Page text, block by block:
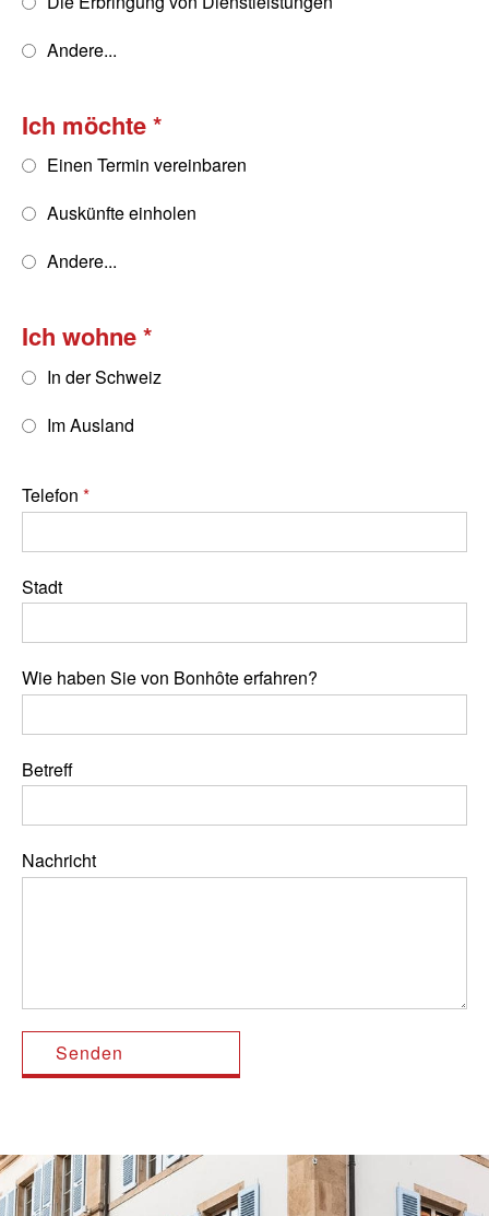
Andere...
Ich möchte
Einen Termin vereinbaren
Auskünfte einholen
Andere...
Ich wohne
In der Schweiz
Im Ausland
Telefon
Stadt
Wie haben Sie von Bonhôte erfahren?
Betreff
Nachricht